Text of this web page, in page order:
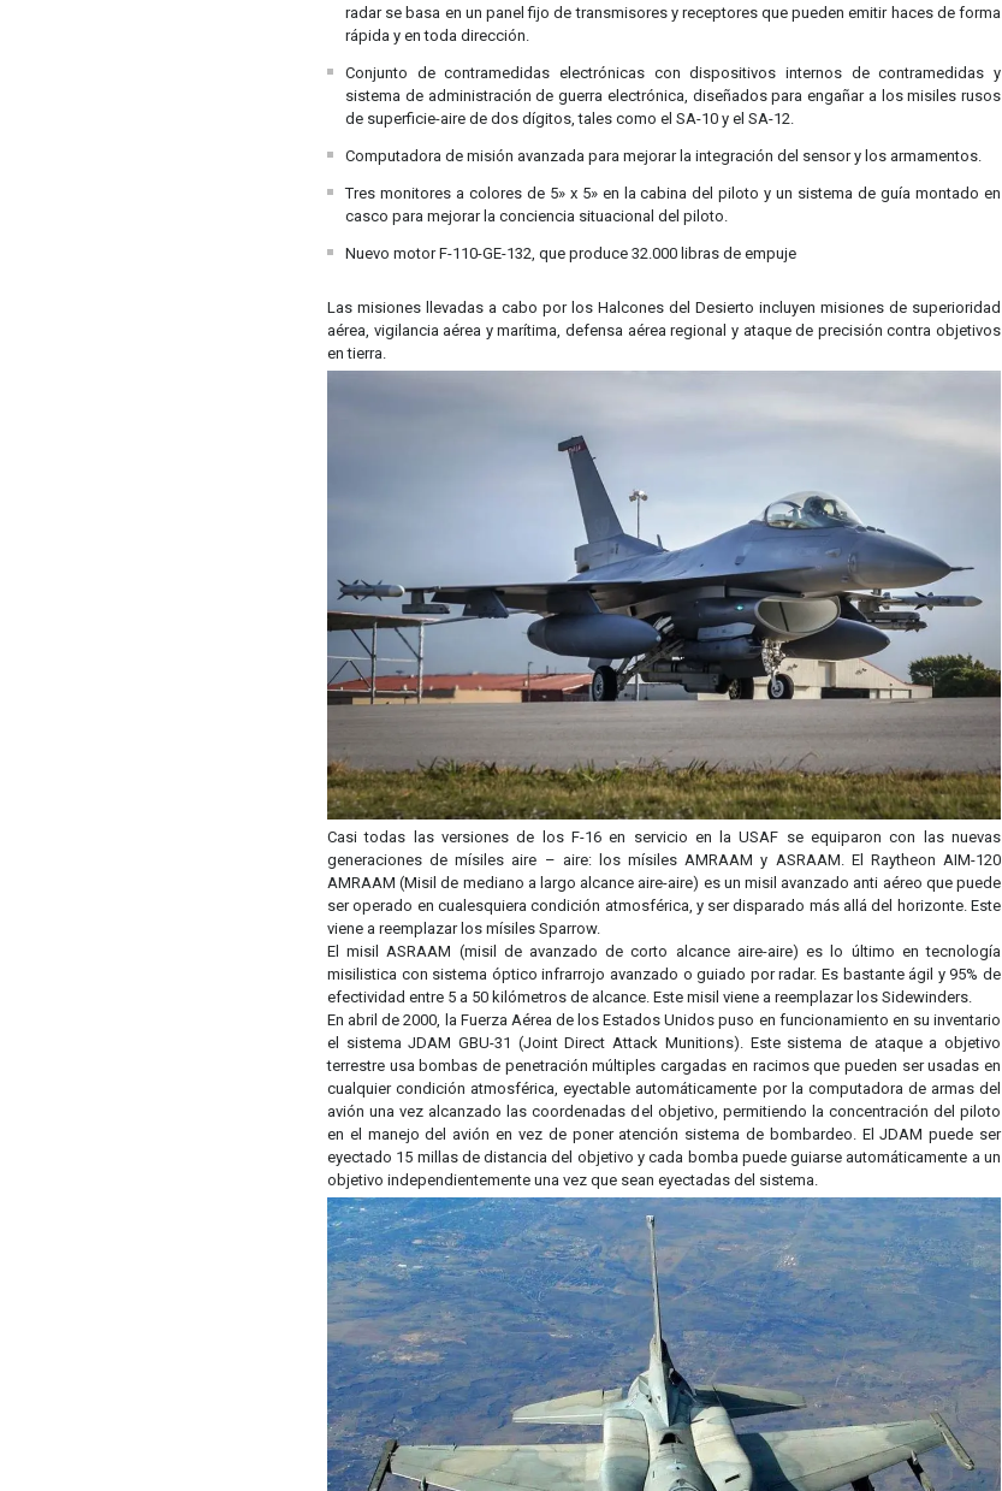
radar se basa en un panel fijo de transmisores y receptores que pueden emitir haces de forma
rápida y en toda dirección.
Conjunto de contramedidas electrónicas con dispositivos internos de contramedidas y
sistema de administración de guerra electrónica, diseñados para engañar a los misiles rusos
de superficie-aire de dos dígitos, tales como el SA-10 y el SA-12.
Computadora de misión avanzada para mejorar la integración del sensor y los armamentos.
Tres monitores a colores de 5» x 5» en la cabina del piloto y un sistema de guía montado en
casco para mejorar la conciencia situacional del piloto.
Nuevo motor F-110-GE-132, que produce 32.000 libras de empuje
Las misiones llevadas a cabo por los Halcones del Desierto incluyen misiones de superioridad
aérea, vigilancia aérea y marítima, defensa aérea regional y ataque de precisión contra objetivos
en tierra.
Casi todas las versiones de los F-16 en servicio en la USAF se equiparon con las nuevas
generaciones de mísiles aire – aire: los mísiles AMRAAM y ASRAAM. El Raytheon AIM-120
AMRAAM (Misil de mediano a largo alcance aire-aire) es un misil avanzado anti aéreo que puede
ser operado en cualesquiera condición atmosférica, y ser disparado más allá del horizonte. Este
viene a reemplazar los mísiles Sparrow.
El misil ASRAAM (misil de avanzado de corto alcance aire-aire) es lo último en tecnología
misilistica con sistema óptico infrarrojo avanzado o guiado por radar. Es bastante ágil y 95% de
efectividad entre 5 a 50 kilómetros de alcance. Este misil viene a reemplazar los Sidewinders.
En abril de 2000, la Fuerza Aérea de los Estados Unidos puso en funcionamiento en su inventario
el sistema JDAM GBU-31 (Joint Direct Attack Munitions). Este sistema de ataque a objetivo
terrestre usa bombas de penetración múltiples cargadas en racimos que pueden ser usadas en
cualquier condición atmosférica, eyectable automáticamente por la computadora de armas del
avión una vez alcanzado las coordenadas del objetivo, permitiendo la concentración del piloto
en el manejo del avión en vez de poner atención sistema de bombardeo. El JDAM puede ser
eyectado 15 millas de distancia del objetivo y cada bomba puede guiarse automáticamente a un
objetivo independientemente una vez que sean eyectadas del sistema.